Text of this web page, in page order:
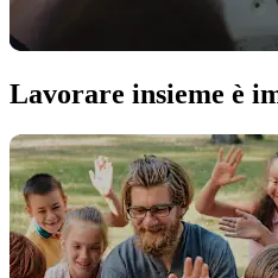
Lavorare insieme è